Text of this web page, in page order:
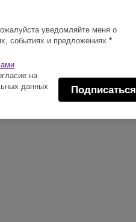
уведомляйте меня о
событиях и предложениях *
на
данных
Подписаться